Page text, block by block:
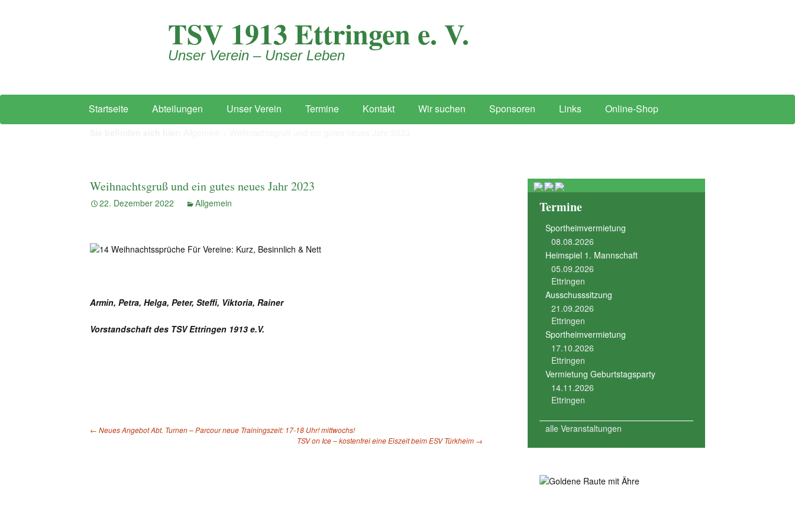
TSV 1913 Ettringen e. V.
Unser Verein – Unser Leben
Startseite Abteilungen Unser Verein Termine Kontakt Wir suchen Sponsoren Links Online-Shop
Weihnachtsgruß und ein gutes neues Jahr 2023
22. Dezember 2022 Allgemein
Armin, Petra, Helga, Peter, Steffi, Viktoria, Rainer
Vorstandschaft des TSV Ettringen 1913 e.V.
← Neues Angebot Abt. Turnen – Parcour neue Trainingszeit: 17-18 Uhr! mittwochs!
TSV on Ice – kostenfrei eine Eiszeit beim ESV Türkheim →
Termine
Sportheimvermietung
08.08.2026
Heimspiel 1. Mannschaft
05.09.2026
Ettringen
Ausschusssitzung
21.09.2026
Ettringen
Sportheimvermietung
17.10.2026
Ettringen
Vermietung Geburtstagsparty
14.11.2026
Ettringen
alle Veranstaltungen